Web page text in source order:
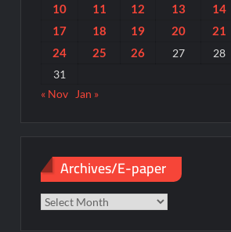
10 11 12 13 14
17
18 19 20 21
24
25 26 27 28
31
« Nov
Jan »
Archives/E-paper